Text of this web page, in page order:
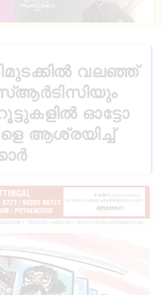
വലഞ്ഞ്
ഓട്ടോ
ആശ്രയിച്ച്